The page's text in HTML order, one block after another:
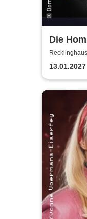
Die
Jürgens
Alex
13.01.2027